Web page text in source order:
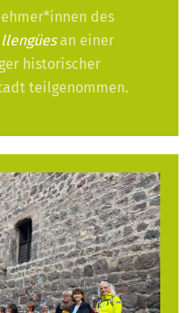
des
an einer
historischer
teilgenommen.